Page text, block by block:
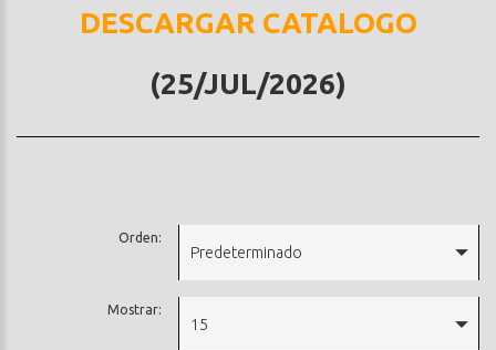
DESCARGAR CATALOGO
(25/JUL/2026)
Orden:
Predeterminado
Mostrar:
15